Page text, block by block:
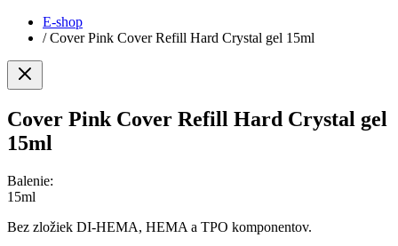
E-shop
/ Cover Pink Cover Refill Hard Crystal gel 15ml
Cover Pink Cover Refill Hard Crystal gel
15ml
Balenie:
15ml
Bez zložiek DI-HEMA, HEMA a TPO komponentov.